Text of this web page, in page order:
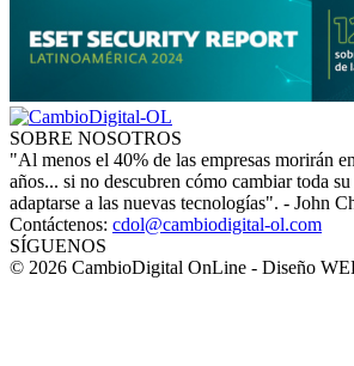
SOBRE NOSOTROS
"Al menos el 40% de las empresas morirán
años... si no descubren cómo cambiar toda
adaptarse a las nuevas tecnologías". - John
Contáctenos: cdol@cambiodigital-ol.com
SÍGUENOS
© 2026 CambioDigital OnLine - Diseño